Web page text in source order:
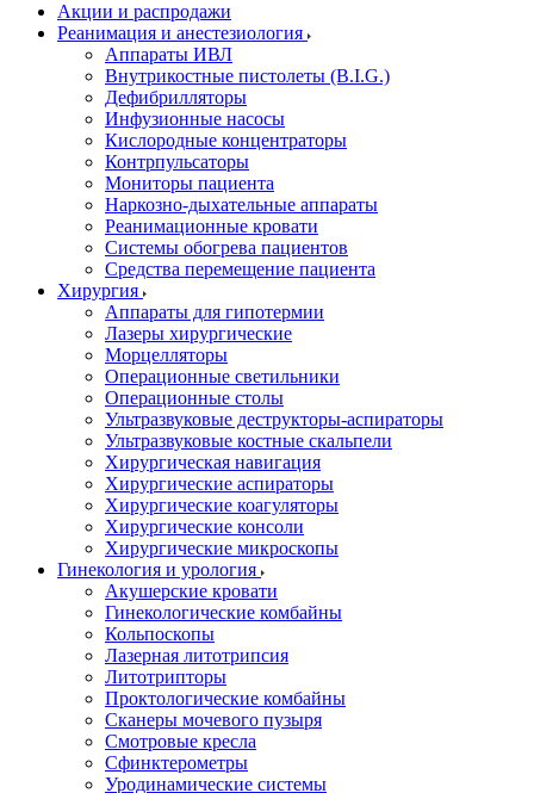
Акции и распродажи
Реанимация и анестезиология
Аппараты ИВЛ
Внутрикостные пистолеты (B.I.G.)
Дефибрилляторы
Инфузионные насосы
Кислородные концентраторы
Контрпульсаторы
Мониторы пациента
Наркозно-дыхательные аппараты
Реанимационные кровати
Системы обогрева пациентов
Средства перемещение пациента
Хирургия
Аппараты для гипотермии
Лазеры хирургические
Морцелляторы
Операционные светильники
Операционные столы
Ультразвуковые деструкторы-аспираторы
Ультразвуковые костные скальпели
Хирургическая навигация
Хирургические аспираторы
Хирургические коагуляторы
Хирургические консоли
Хирургические микроскопы
Гинекология и урология
Акушерские кровати
Гинекологические комбайны
Кольпоскопы
Лазерная литотрипсия
Литотрипторы
Проктологические комбайны
Сканеры мочевого пузыря
Смотровые кресла
Сфинктерометры
Уродинамические системы